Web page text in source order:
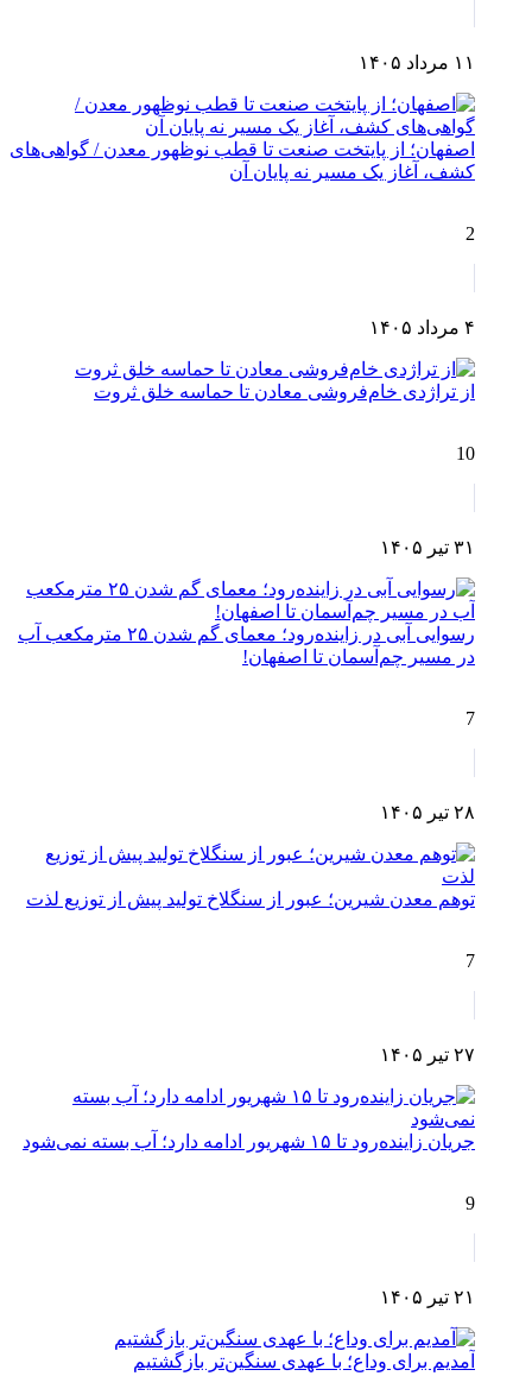
۱۱ مرداد ۱۴۰۵
اصفهان؛ از پایتخت صنعت تا قطب نوظهور معدن / گواهی‌های
کشف، آغاز یک مسیر نه پایان آن
2
۴ مرداد ۱۴۰۵
از تراژدی خام‌فروشی معادن تا حماسه خلق ثروت
10
۳۱ تیر ۱۴۰۵
رسوایی آبی در زاینده‌رود؛ معمای گم شدن ۲۵ مترمکعب آب
در مسیر چم‌آسمان تا اصفهان!
7
۲۸ تیر ۱۴۰۵
توهم معدن شیرین؛ عبور از سنگلاخ تولید پیش از توزیع لذت
7
۲۷ تیر ۱۴۰۵
جریان زاینده‌رود تا ۱۵ شهریور ادامه دارد؛ آب بسته نمی‌شود
9
۲۱ تیر ۱۴۰۵
آمدیم برای وداع؛ با عهدی سنگین‌تر بازگشتیم